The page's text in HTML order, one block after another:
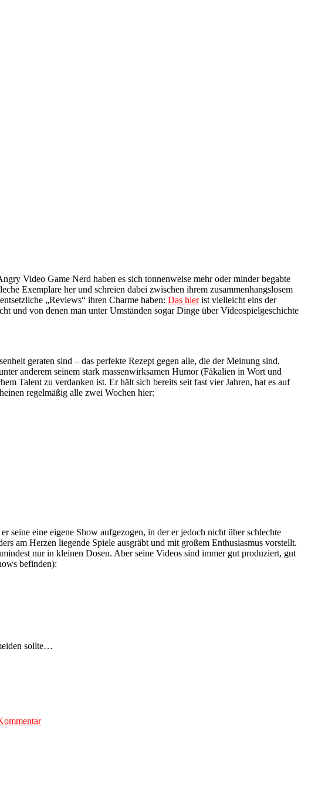
Video Game Nerd haben es sich tonnenweise mehr oder minder begabte
Exemplare her und schreien dabei zwischen ihrem zusammenhangslosem
„Reviews“ ihren Charme haben: Das hierist vielleicht eins der
und von denen man unter Umständen sogar Dinge über Videospielgeschichte
geraten sind – das perfekte Rezept gegen alle, die der Meinung sind,
anderem seinem stark massenwirksamen Humor (Fäkalien in Wort und
Talent zu verdanken ist. Er hält sich bereits seit fast vier Jahren, hat es auf
regelmäßig alle zwei Wochen hier:
seine eine eigene Show aufgezogen, in der er jedoch nicht über schlechte
am Herzen liegende Spiele ausgräbt und mit großem Enthusiasmus vorstellt.
nur in kleinen Dosen. Aber seine Videos sind immer gut produziert, gut
befinden):
sollte…
wir